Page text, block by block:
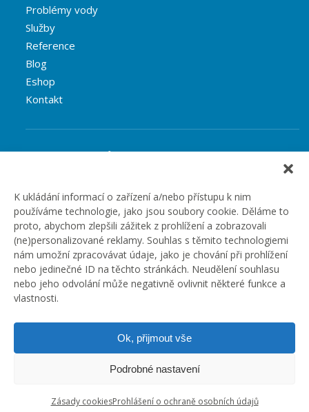
K ukládání informací o zařízení a/nebo přístupu k nim
používáme technologie, jako jsou soubory cookie. Děláme to
proto, abychom zlepšili zážitek z prohlížení a zobrazovali
(ne)personalizované reklamy. Souhlas s těmito technologiemi
nám umožní zpracovávat údaje, jako je chování při prohlížení
nebo jedinečné ID na těchto stránkách. Neudělení souhlasu
nebo jeho odvolání může negativně ovlivnit některé funkce a
vlastnosti.
Ok, přijmout vše
Podrobné nastavení
Zásady cookiesProhlášení o ochraně osobních údajů
Problémy vody
Služby
Reference
Blog
Eshop
Kontakt
Rubriky článků
Podcast
Případové studie
Realizované zakázky
Slovník
Zaměstnání